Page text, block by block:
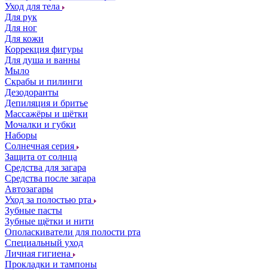
Уход для тела
Для рук
Для ног
Для кожи
Коррекция фигуры
Для душа и ванны
Мыло
Скрабы и пилинги
Дезодоранты
Депиляция и бритье
Массажёры и щётки
Мочалки и губки
Наборы
Солнечная серия
Защита от солнца
Средства для загара
Средства после загара
Автозагары
Уход за полостью рта
Зубные пасты
Зубные щётки и нити
Ополаскиватели для полости рта
Специальный уход
Личная гигиена
Прокладки и тампоны